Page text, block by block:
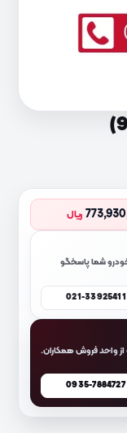
ریال
شما پاسخگو
021-33925411
واحد فروش همکاران.
0935-7884727